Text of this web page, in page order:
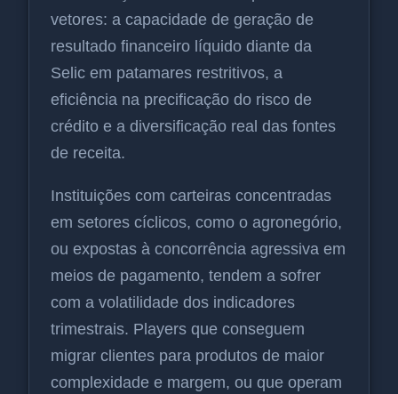
vetores: a capacidade de geração de
resultado financeiro líquido diante da
Selic em patamares restritivos, a
eficiência na precificação do risco de
crédito e a diversificação real das fontes
de receita.
Instituições com carteiras concentradas
em setores cíclicos, como o agronegório,
ou expostas à concorrência agressiva em
meios de pagamento, tendem a sofrer
com a volatilidade dos indicadores
trimestrais. Players que conseguem
migrar clientes para produtos de maior
complexidade e margem, ou que operam